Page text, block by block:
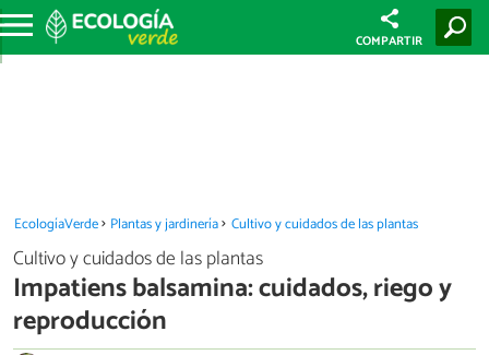
COMPARTIR
EcologíaVerde Plantas y jardinería Cultivo y cuidados de las plantas
Cultivo y cuidados de las plantas
Impatiens balsamina: cuidados, riego y
reproducción